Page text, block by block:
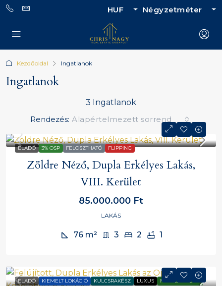
HUF Négyzetméter
Kezdőoldal Ingatlanok
Ingatlanok
3 Ingatlanok
Rendezés: Alapértelmezett sorrend
ELADÓ 3% OSP FELOSZTHATÓ FLIPPING
Zöldre Néző, Dupla Erkélyes Lakás,
VIII. Kerület
85.000.000 Ft
LAKÁS
76 m² 3 2 1
ELADÓ KIEMELT LOKÁCIÓ KULCSRAKÉSZ LUXUS MAGAS HOZAM